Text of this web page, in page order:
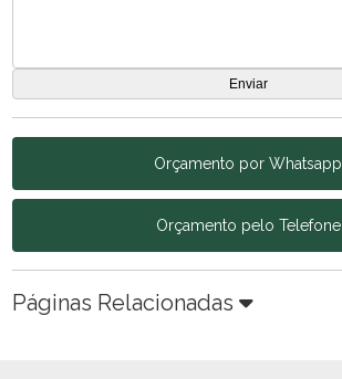
Orçamento por Whatsapp
Orçamento pelo Telefone
Páginas Relacionadas